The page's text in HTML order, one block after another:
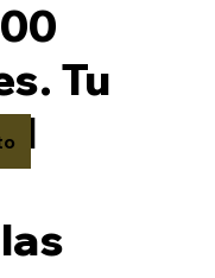
Tu